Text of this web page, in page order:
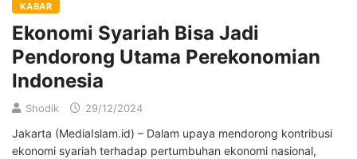
KABAR
Ekonomi Syariah Bisa Jadi
Pendorong Utama Perekonomian
Indonesia
Shodik 29/12/2024
Jakarta (MediaIslam.id) – Dalam upaya mendorong kontribusi
ekonomi syariah terhadap pertumbuhan ekonomi nasional,